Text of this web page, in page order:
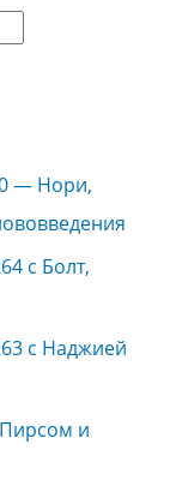
— Нори,
с Болт,
с Наджией
Пирсом и